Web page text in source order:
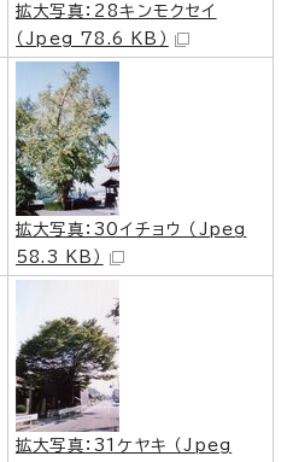
拡大写真：28キンモクセイ
（Jpeg 78.6 KB）
拡大写真：30イチョウ （Jpeg
58.3 KB）
拡大写真：31ケヤキ （Jpeg